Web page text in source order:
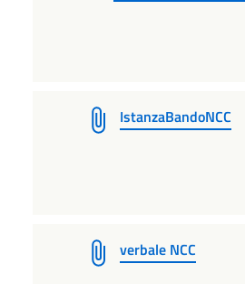
IstanzaBandoNCC
verbale NCC